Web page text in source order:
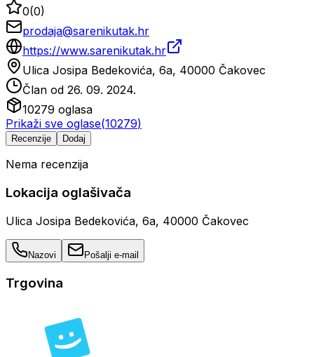
0(0)
prodaja@sarenikutak.hr
https://www.sarenikutak.hr
Ulica Josipa Bedekovića, 6a, 40000 Čakovec
Član od 26. 09. 2024.
10279 oglasa
Prikaži sve oglase(10279)
Recenzije Dodaj
Nema recenzija
Lokacija oglašivača
Ulica Josipa Bedekovića, 6a, 40000 Čakovec
Nazovi Pošalji e-mail
Trgovina